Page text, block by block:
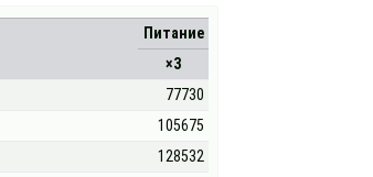
Питание
×3
77730
105675
128532